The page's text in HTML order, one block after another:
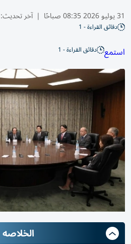
31 يوليو 2026 08:35 صباحًا | آخر تحديث:
دقائق القراءة - 1
استمع دقائق القراءة - 1
الخلاصه